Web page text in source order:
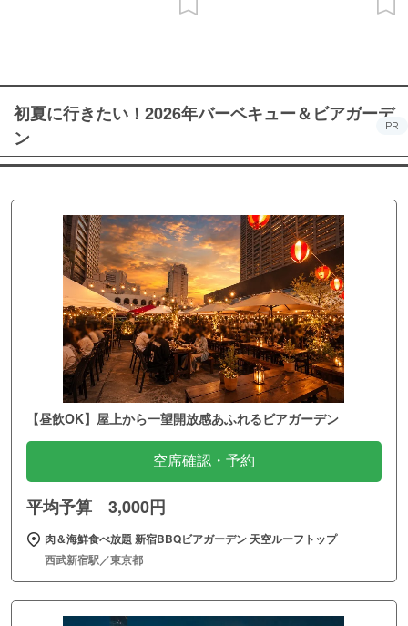
初夏に行きたい！2026年バーベキュー＆ビアガーデ
ン
PR
【昼飲OK】屋上から一望開放感あふれるビアガーデン
空席確認・予約
平均予算 3,000円
肉＆海鮮食べ放題 新宿BBQビアガーデン 天空ルーフトップ
西武新宿駅／東京都